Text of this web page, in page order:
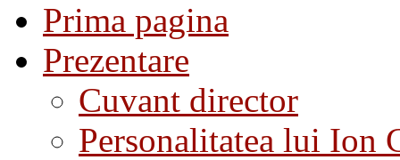
Prima pagina
Prezentare
Cuvant director
Personalitatea lui Ion